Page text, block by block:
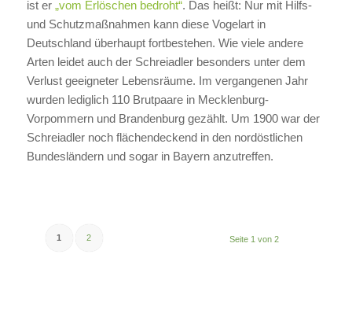
ist er „vom Erlöschen bedroht“. Das heißt: Nur mit Hilfs-
und Schutzmaßnahmen kann diese Vogelart in
Deutschland überhaupt fortbestehen. Wie viele andere
Arten leidet auch der Schreiadler besonders unter dem
Verlust geeigneter Lebensräume. Im vergangenen Jahr
wurden lediglich 110 Brutpaare in Mecklenburg-
Vorpommern und Brandenburg gezählt. Um 1900 war der
Schreiadler noch flächendeckend in den nordöstlichen
Bundesländern und sogar in Bayern anzutreffen.
Seite 1 von 2
1 2